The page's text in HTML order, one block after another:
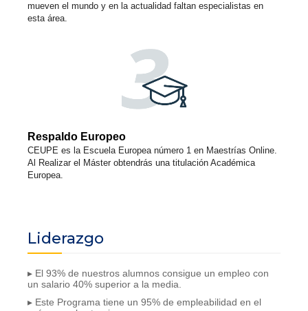
mueven el mundo y en la actualidad faltan especialistas en
esta área.
Respaldo Europeo
CEUPE es la Escuela Europea número 1 en Maestrías Online.
Al Realizar el Máster obtendrás una titulación Académica
Europea.
Liderazgo
▸ El 93% de nuestros alumnos consigue un empleo con
un salario 40% superior a la media.
▸ Este Programa tiene un 95% de empleabilidad en el